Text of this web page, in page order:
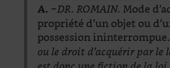
A. −DR. ROMAIN. Mode
propriété d’un objet ou
possession ininterrompue.
ou le droit d’acquérir par le